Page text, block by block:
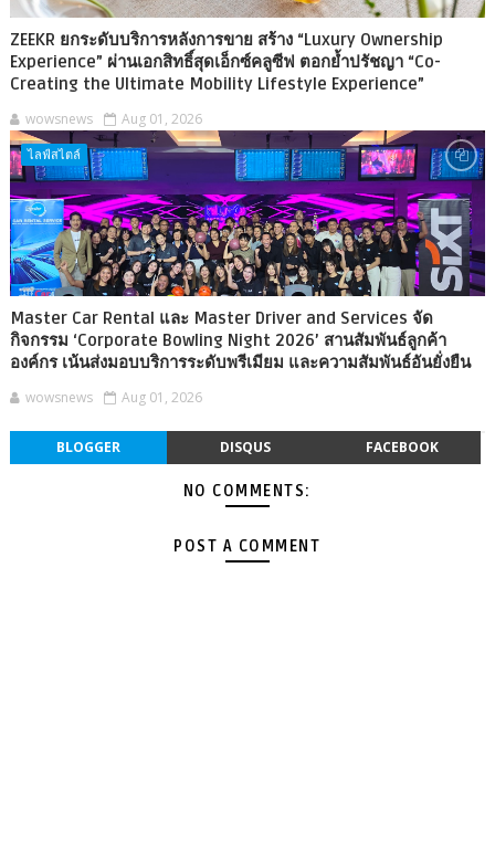
ZEEKR ยกระดับบริการหลังการขาย สร้าง “Luxury Ownership
Experience” ผ่านเอกสิทธิ์สุดเอ็กซ์คลูซีฟ ตอกย้ำปรัชญา “Co-
Creating the Ultimate Mobility Lifestyle Experience”
wowsnews Aug 01, 2026
ไลฟ์สไตล์
Master Car Rental และ Master Driver and Services จัด
กิจกรรม ‘Corporate Bowling Night 2026’ สานสัมพันธ์ลูกค้า
องค์กร เน้นส่งมอบบริการระดับพรีเมียม และความสัมพันธ์อันยั่งยืน
wowsnews Aug 01, 2026
BLOGGER DISQUS FACEBOOK
NO COMMENTS:
POST A COMMENT